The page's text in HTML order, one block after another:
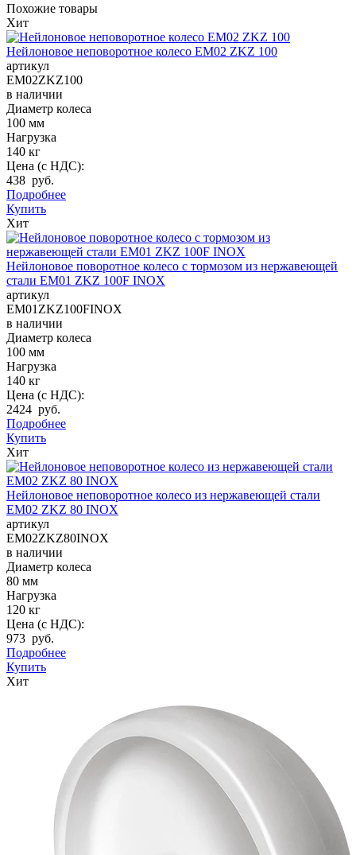
Похожие товары
Хит
Нейлоновое неповоротное колесо EM02 ZKZ 100
артикул
EM02ZKZ100
в наличии
Диаметр колеса
100 мм
Нагрузка
140 кг
Цена (с НДС):
438 руб.
Подробнее
Купить
Хит
Нейлоновое поворотное колесо с тормозом из нержавеющей
стали EM01 ZKZ 100F INOX
артикул
EM01ZKZ100FINOX
в наличии
Диаметр колеса
100 мм
Нагрузка
140 кг
Цена (с НДС):
2424 руб.
Подробнее
Купить
Хит
Нейлоновое неповоротное колесо из нержавеющей стали
EM02 ZKZ 80 INOX
артикул
EM02ZKZ80INOX
в наличии
Диаметр колеса
80 мм
Нагрузка
120 кг
Цена (с НДС):
973 руб.
Подробнее
Купить
Хит